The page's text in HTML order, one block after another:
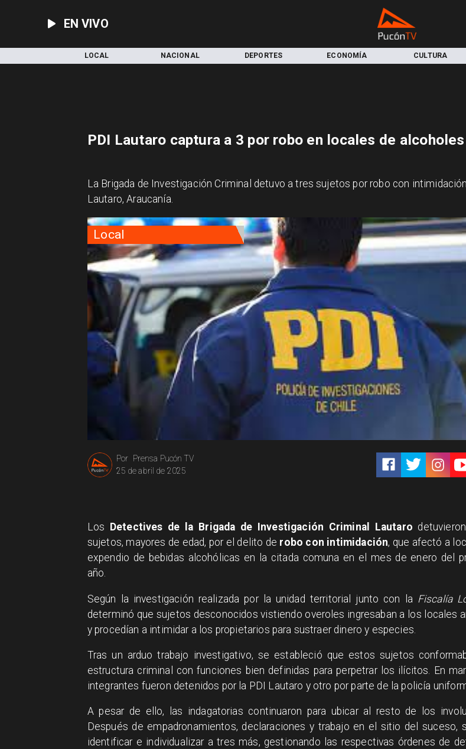
EN VIVO
LOCAL NACIONAL DEPORTES ECONOMÍA CULTURA
Local
Prensa Pucón TV
Por
25 de abril de 2025
PDI Lautaro captura a 3 por robo en locales de alcoholes
La Brigada de Investigación Criminal detuvo a tres sujetos por robo con
Lautaro, Araucanía.
Los Detectives de la Brigada de Investigación Criminal Lautaro
sujetos, mayores de edad, por el delito de robo con intimidación, que afectó a
expendio de bebidas alcohólicas en la citada comuna en el mes de enero del
año.
Según la investigación realizada por la unidad territorial junto con la Fiscalía
determinó que sujetos desconocidos vistiendo overoles ingresaban a los locales
y procedían a intimidar a los propietarios para sustraer dinero y especies.
Tras un arduo trabajo investigativo, se estableció que estos sujetos
estructura criminal con funciones bien definidas para perpetrar los ilícitos. En
integrantes fueron detenidos por la PDI Lautaro y otro por parte de la policía
A pesar de ello, las indagatorias continuaron para ubicar al resto de los
Después de empadronamientos, declaraciones y trabajo en el sitio del suceso,
identificar e individualizar a tres más, gestionando las respectivas órdenes de